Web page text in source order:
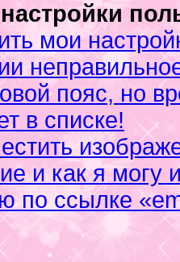
мои
пояс, но
в списке!
и как я могу
по ссылке